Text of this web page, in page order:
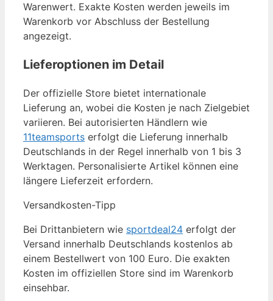
Warenwert. Exakte Kosten werden jeweils im
Warenkorb vor Abschluss der Bestellung
angezeigt.
Lieferoptionen im Detail
Der offizielle Store bietet internationale
Lieferung an, wobei die Kosten je nach Zielgebiet
variieren. Bei autorisierten Händlern wie
11teamsports erfolgt die Lieferung innerhalb
Deutschlands in der Regel innerhalb von 1 bis 3
Werktagen. Personalisierte Artikel können eine
längere Lieferzeit erfordern.
Versandkosten-Tipp
Bei Drittanbietern wie sportdeal24 erfolgt der
Versand innerhalb Deutschlands kostenlos ab
einem Bestellwert von 100 Euro. Die exakten
Kosten im offiziellen Store sind im Warenkorb
einsehbar.